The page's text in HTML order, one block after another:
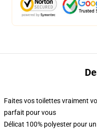
Faites vos toilettes vraiment
parfait pour vous
Délicat 100% polyester pour